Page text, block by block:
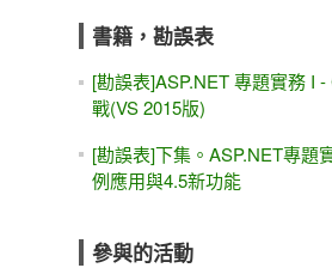
書籍，勘誤表
[勘誤表]ASP.NET 專題實務 I
戰(VS 2015版)
[勘誤表]下集。ASP.NET專題
例應用與4.5新功能
參與的活動